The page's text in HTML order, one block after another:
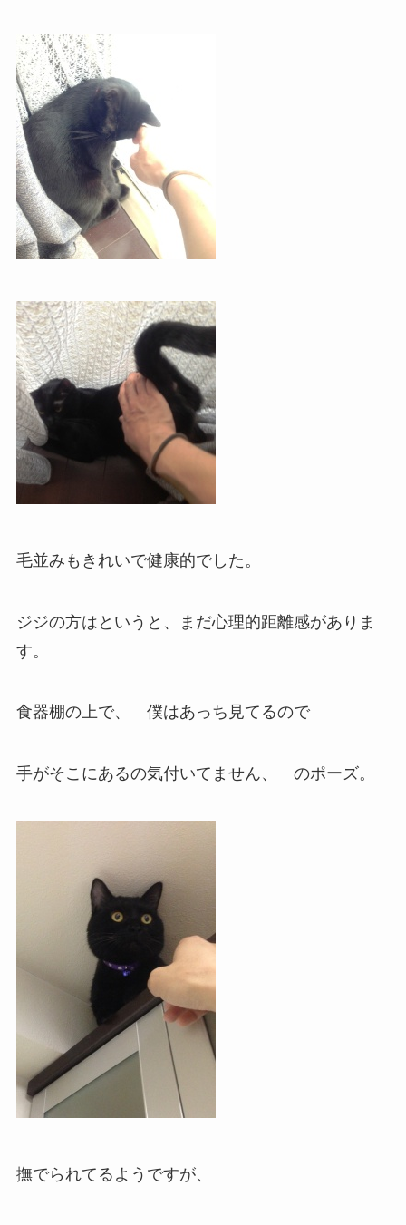
毛並みもきれいで健康的でした。
ジジの方はというと、まだ心理的距離感がありま
す。
食器棚の上で、 僕はあっち見てるので
手がそこにあるの気付いてません、 のポーズ。
撫でられてるようですが、